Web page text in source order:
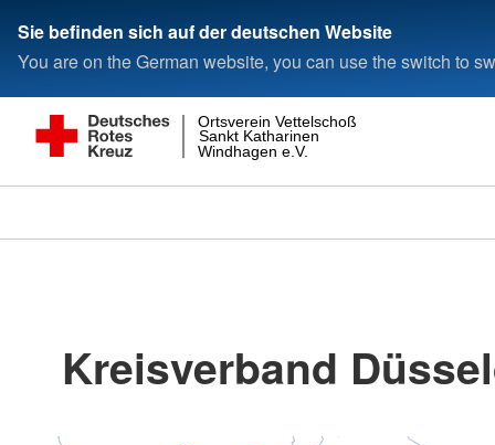
Sie befinden sich auf der deutschen Website
You are on the German website, you can use the switch to
Windhagen e.V.
Sankt Katharinen
Ortsverein Vettelschoß
Kreisverband